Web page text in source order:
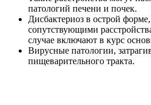
патологий печени и почек.
Дисбактериоз в острой
сопутствующими
случае включают в курс
Вирусные патологии,
пищеварительного тракта.